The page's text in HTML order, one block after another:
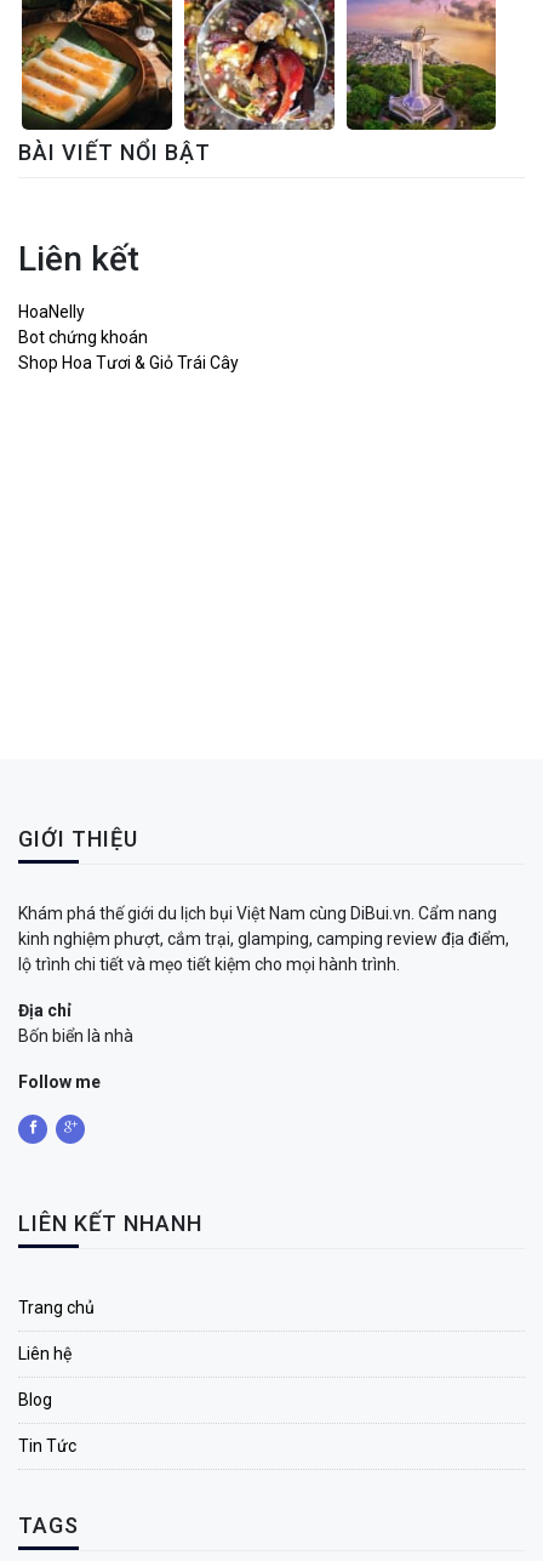
BÀI VIẾT NỔI BẬT
Liên kết
HoaNelly
Bot chứng khoán
Shop Hoa Tươi & Giỏ Trái Cây
GIỚI THIỆU
Khám phá thế giới du lịch bụi Việt Nam cùng DiBui.vn. Cẩm nang
kinh nghiệm phượt, cắm trại, glamping, camping review địa điểm,
lộ trình chi tiết và mẹo tiết kiệm cho mọi hành trình.
Địa chỉ
Bốn biển là nhà
Follow me
LIÊN KẾT NHANH
Trang chủ
Liên hệ
Blog
Tin Tức
TAGS